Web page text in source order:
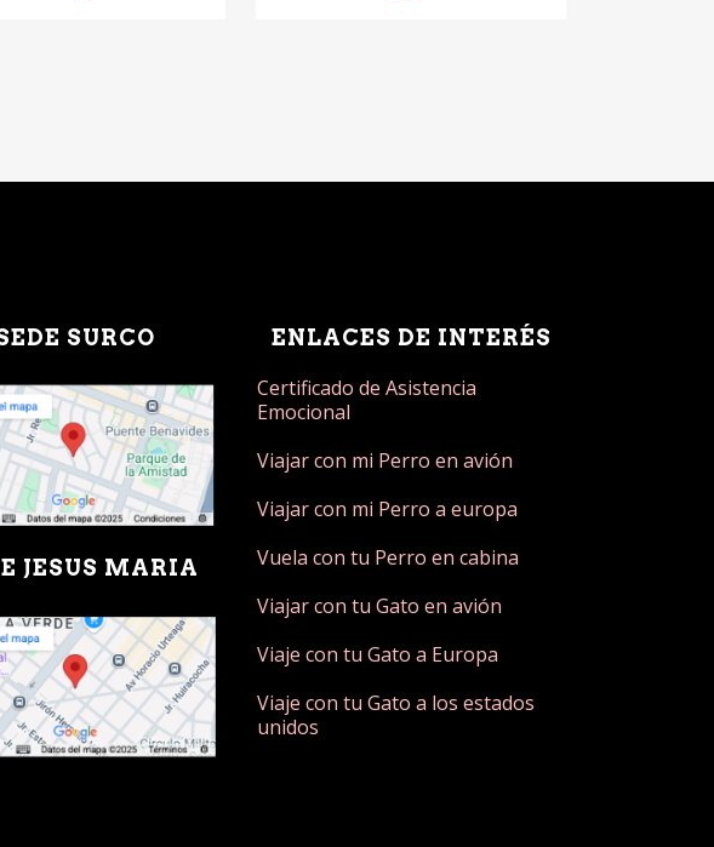
SURCO
JESUS MARIA
ENLACES DE INTERÉS
Certificado de Asistencia
Emocional
Viajar con mi Perro en avión
Viajar con mi Perro a europa
Vuela con tu Perro en cabina
Viajar con tu Gato en avión
Viaje con tu Gato a Europa
Viaje con tu Gato a los estados
unidos